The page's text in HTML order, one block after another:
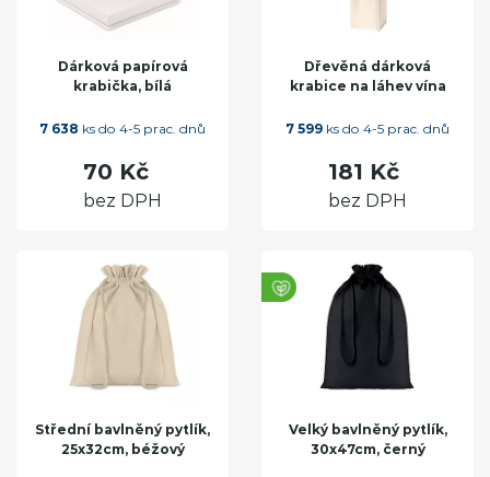
Dárková papírová
krabička, bílá
7 638 ks do 4-5 prac. dnů
70 Kč
bez DPH
Dřevěná dárková
krabice na láhev vína
7 599 ks do 4-5 prac. dnů
181 Kč
bez DPH
Střední bavlněný pytlík,
25x32cm, béžový
Velký bavlněný pytlík,
30x47cm, černý